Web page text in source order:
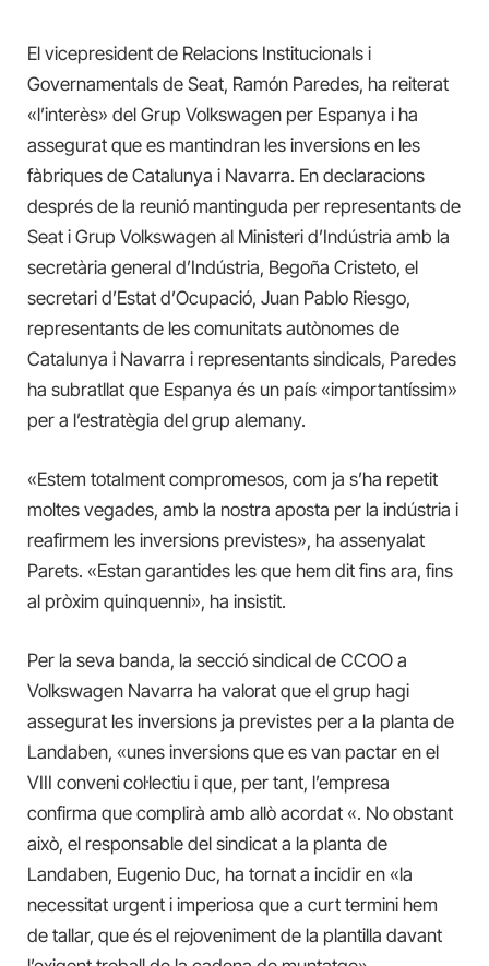
El vicepresident de Relacions Institucionals i
Governamentals de Seat, Ramón Paredes, ha reiterat
«l’interès» del Grup Volkswagen per Espanya i ha
assegurat que es mantindran les inversions en les
fàbriques de Catalunya i Navarra. En declaracions
després de la reunió mantinguda per representants de
Seat i Grup Volkswagen al Ministeri d’Indústria amb la
secretària general d’Indústria, Begoña Cristeto, el
secretari d’Estat d’Ocupació, Juan Pablo Riesgo,
representants de les comunitats autònomes de
Catalunya i Navarra i representants sindicals, Paredes
ha subratllat que Espanya és un país «importantíssim»
per a l’estratègia del grup alemany.
«Estem totalment compromesos, com ja s’ha repetit
moltes vegades, amb la nostra aposta per la indústria i
reafirmem les inversions previstes», ha assenyalat
Parets. «Estan garantides les que hem dit fins ara, fins
al pròxim quinquenni», ha insistit.
Per la seva banda, la secció sindical de CCOO a
Volkswagen Navarra ha valorat que el grup hagi
assegurat les inversions ja previstes per a la planta de
Landaben, «unes inversions que es van pactar en el
VIII conveni col·lectiu i que, per tant, l’empresa
confirma que complirà amb allò acordat «. No obstant
això, el responsable del sindicat a la planta de
Landaben, Eugenio Duc, ha tornat a incidir en «la
necessitat urgent i imperiosa que a curt termini hem
de tallar, que és el rejoveniment de la plantilla davant